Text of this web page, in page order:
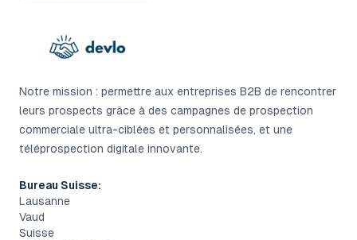
Notre mission : permettre aux entreprises B2B de rencontrer
leurs prospects grâce à des campagnes de prospection
commerciale ultra-ciblées et personnalisées, et une
téléprospection digitale innovante.
Bureau Suisse:
Lausanne
Vaud
Suisse